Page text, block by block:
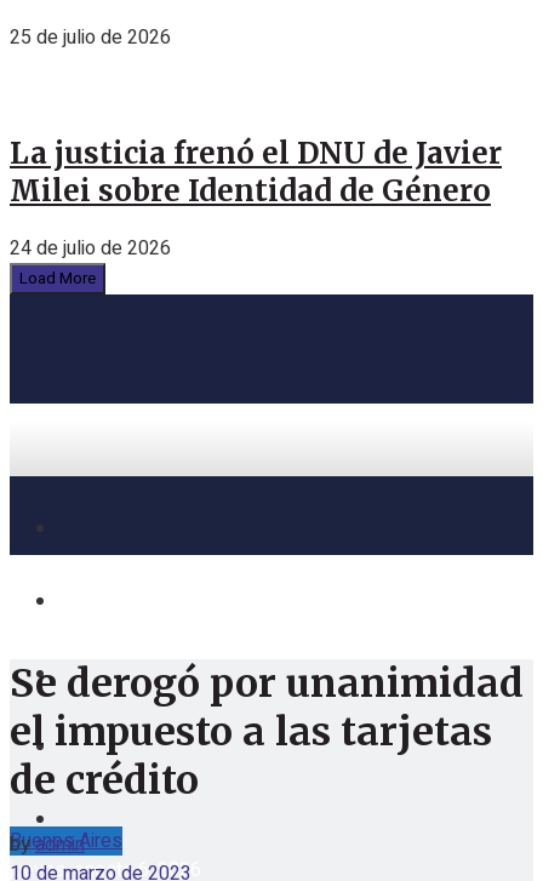
25 de julio de 2026
La justicia frenó el DNU de Javier
Milei sobre Identidad de Género
24 de julio de 2026
Load More
Buenos Aires
jueves, agosto 6, 2026
Se derogó por unanimidad
el impuesto a las tarjetas
de crédito
byadmin
10 de marzo de 2023